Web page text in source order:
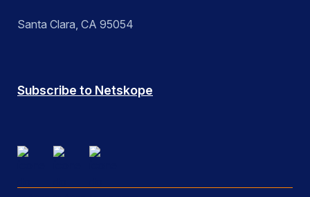
Santa Clara, CA 95054
Subscribe to Netskope